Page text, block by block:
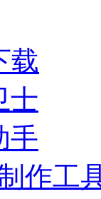
载
士
手
作工